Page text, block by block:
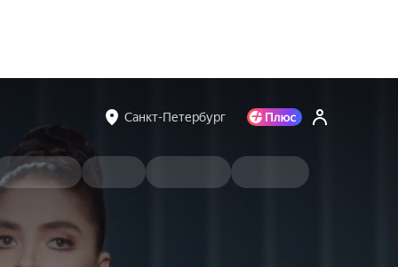
Санкт-Петербург